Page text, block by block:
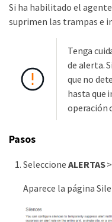
Si ha habilitado el
suprimen las trampas e
Tenga
de alerta.
que no
hasta que
operación
Pasos
Seleccione ALERTAS
Aparece la página